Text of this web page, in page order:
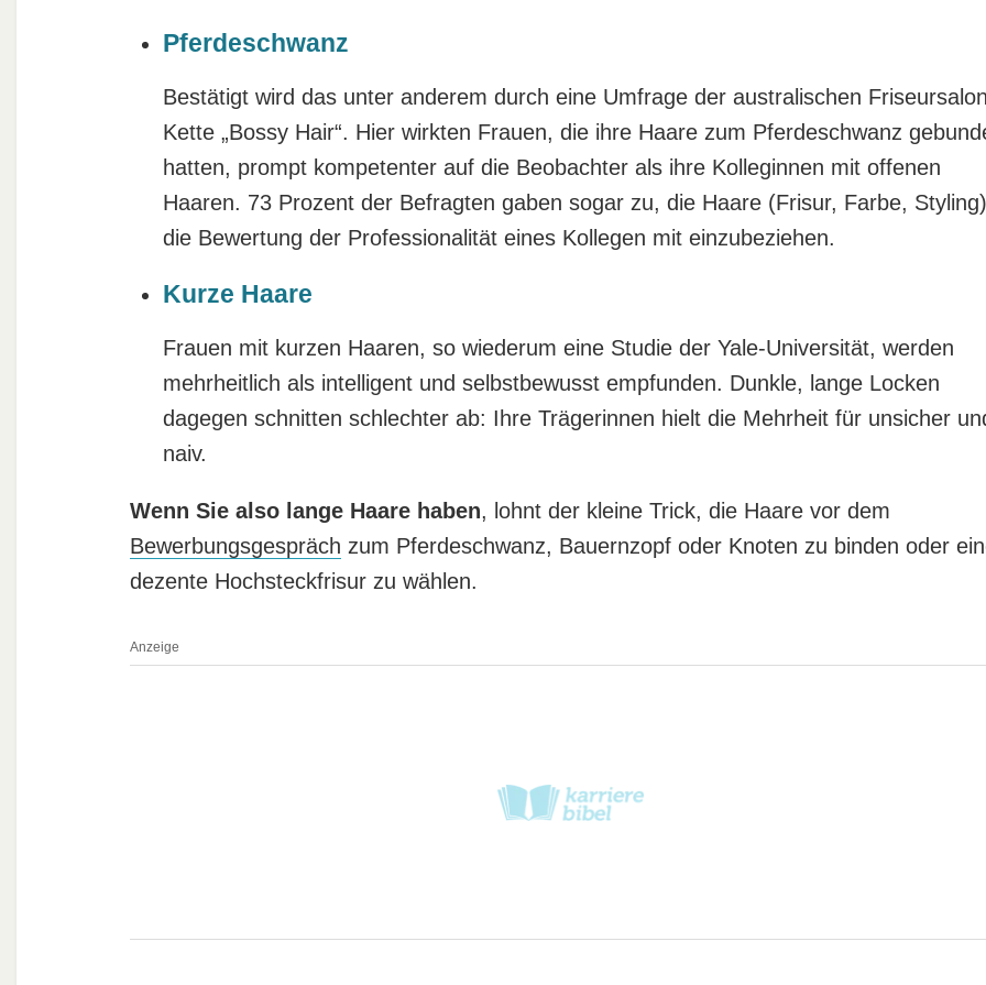
Pferdeschwanz
Bestätigt wird das unter anderem durch eine Umfrage der australischen
Kette „Bossy Hair“. Hier wirkten Frauen, die ihre Haare zum Pferdeschwanz
hatten, prompt kompetenter auf die Beobachter als ihre Kolleginnen mit offenen
Haaren. 73 Prozent der Befragten gaben sogar zu, die Haare (Frisur, Farbe,
die Bewertung der Professionalität eines Kollegen mit einzubeziehen.
Kurze Haare
Frauen mit kurzen Haaren, so wiederum eine Studie der Yale-Universität, werden
mehrheitlich als intelligent und selbstbewusst empfunden. Dunkle, lange Locken
dagegen schnitten schlechter ab: Ihre Trägerinnen hielt die Mehrheit für unsicher
naiv.
Wenn Sie also lange Haare haben, lohnt der kleine Trick, die Haare vor dem
Bewerbungsgespräch zum Pferdeschwanz, Bauernzopf oder Knoten zu binden oder
dezente Hochsteckfrisur zu wählen.
Anzeige